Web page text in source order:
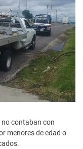
contaban con
menores de edad o